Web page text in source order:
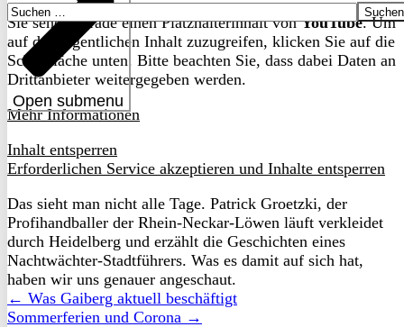
Open submenu
Suchen
nach:
Sie sehen gerade einen Platzhalterinhalt vonYouTube. Um
auf den eigentlichen Inhalt zuzugreifen, klicken Sie auf die
Schaltfläche unten. Bitte beachten Sie, dass dabei Daten an
Drittanbieter weitergegeben werden.
Mehr Informationen
Inhalt entsperren
Erforderlichen Service akzeptieren und Inhalte entsperren
Das sieht man nicht alle Tage. Patrick Groetzki, der
Profihandballer der Rhein-Neckar-Löwen läuft verkleidet
durch Heidelberg und erzählt die Geschichten eines
Nachtwächter-Stadtführers. Was es damit auf sich hat,
haben wir uns genauer angeschaut.
← Was Gaiberg aktuell beschäftigt
Sommerferien und Corona →